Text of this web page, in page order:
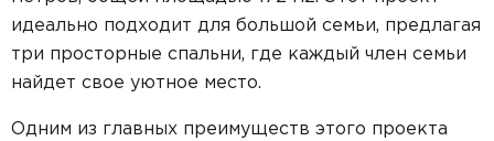
идеально подходит для большой семьи, предлагая
три просторные спальни, где каждый член семьи
найдет свое уютное место.
Одним из главных преимуществ этого проекта